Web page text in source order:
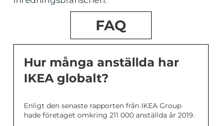
FAQ
Hur många anställda har
IKEA globalt?
Enligt den senaste rapporten från IKEA Group
hade företaget omkring 211 000 anställda år 2019.